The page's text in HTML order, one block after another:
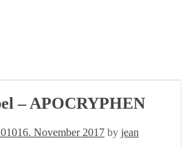
– APOCRYPHEN
16. November 2017 by jean